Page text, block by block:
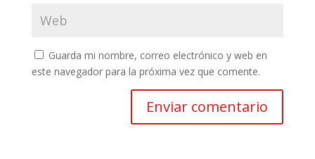
Guarda mi nombre, correo electrónico y web en
este navegador para la próxima vez que comente.